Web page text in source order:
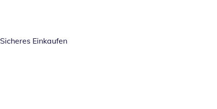
Sicheres Einkaufen